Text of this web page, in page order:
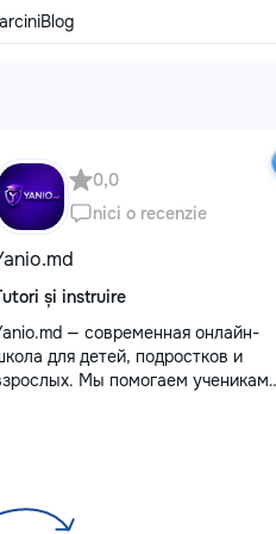
Blog
0,0
nici o recenzie
și instruire
— современная онлайн-
для детей, подростков и
Мы помогаем ученикам
преподаватели